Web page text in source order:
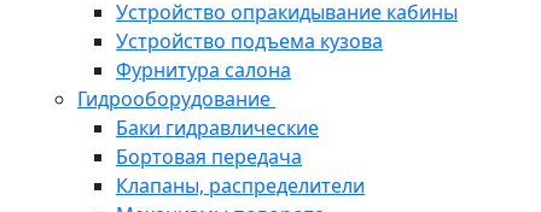
Устройство опракидывание кабины
Устройство подъема кузова
Фурнитура салона
Гидрооборудование
Баки гидравлические
Бортовая передача
Клапаны, распределители